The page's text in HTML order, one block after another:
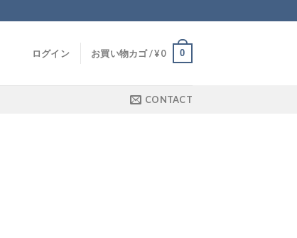
ログイン お買い物カゴ /¥0 0
CONTACT